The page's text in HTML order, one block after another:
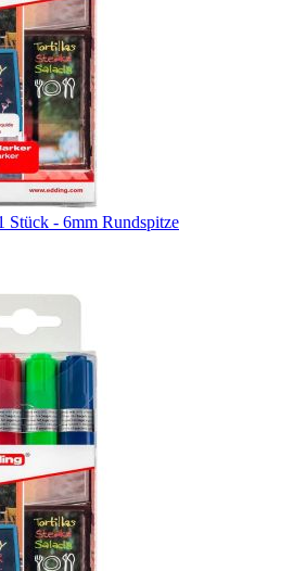
Stück - 6mm Rundspitze